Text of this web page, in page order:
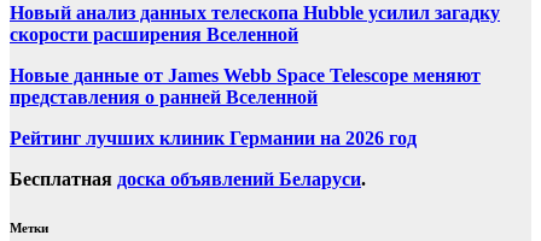
Новый анализ данных телескопа Hubble усилил загадку
скорости расширения Вселенной
Новые данные от James Webb Space Telescope меняют
представления о ранней Вселенной
Рейтинг лучших клиник Германии на 2026 год
Бесплатная доска объявлений Беларуси.
Метки